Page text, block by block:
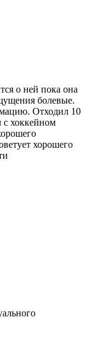
о ней пока она
болевые.
Отходил 10
с хоккейном
хорошего